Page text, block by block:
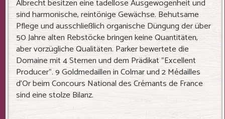
Albrecht besitzen eine tadellose Ausgewogenheit und
sind harmonische, reintönige Gewächse. Behutsame
Pflege und ausschließlich organische Düngung der über
50 Jahre alten Rebstöcke bringen keine Quantitäten,
aber vorzügliche Qualitäten. Parker bewertete die
Domaine mit 4 Sternen und dem Prädikat "Excellent
Producer". 9 Goldmedaillen in Colmar und 2 Médailles
d'Or beim Concours National des Crémants de France
sind eine stolze Bilanz.